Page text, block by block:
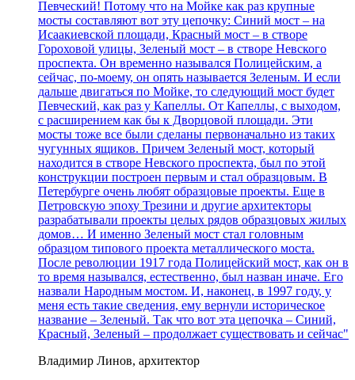
Певческий! Потому что на Мойке как раз крупные
мосты составляют вот эту цепочку: Синий мост – на
Исаакиевской площади, Красный мост – в створе
Гороховой улицы, Зеленый мост – в створе Невского
проспекта. Он временно назывался Полицейским, а
сейчас, по-моему, он опять называется Зеленым. И если
дальше двигаться по Мойке, то следующий мост будет
Певческий, как раз у Капеллы. От Капеллы, с выходом,
с расширением как бы к Дворцовой площади. Эти
мосты тоже все были сделаны первоначально из таких
чугунных ящиков. Причем Зеленый мост, который
находится в створе Невского проспекта, был по этой
конструкции построен первым и стал образцовым. В
Петербурге очень любят образцовые проекты. Еще в
Петровскую эпоху Трезини и другие архитекторы
разрабатывали проекты целых рядов образцовых жилых
домов… И именно Зеленый мост стал головным
образцом типового проекта металлического моста.
После революции 1917 года Полицейский мост, как он в
то время назывался, естественно, был назван иначе. Его
назвали Народным мостом. И, наконец, в 1997 году, у
меня есть такие сведения, ему вернули историческое
название – Зеленый. Так что вот эта цепочка – Синий,
Красный, Зеленый – продолжает существовать и сейчас"
Владимир Линов, архитектор